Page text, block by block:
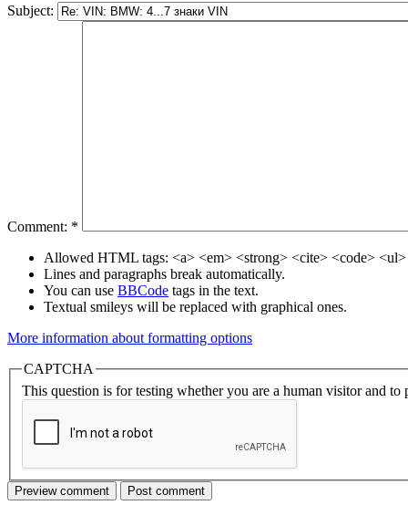
Subject:
Comment: *
Allowed HTML tags: <a> <em> <strong> <cite> <code>
Lines and paragraphs break automatically.
You can use BBCode tags in the text.
Textual smileys will be replaced with graphical ones.
More information about formatting options
CAPTCHA
This question is for testing whether you are a human visitor and to